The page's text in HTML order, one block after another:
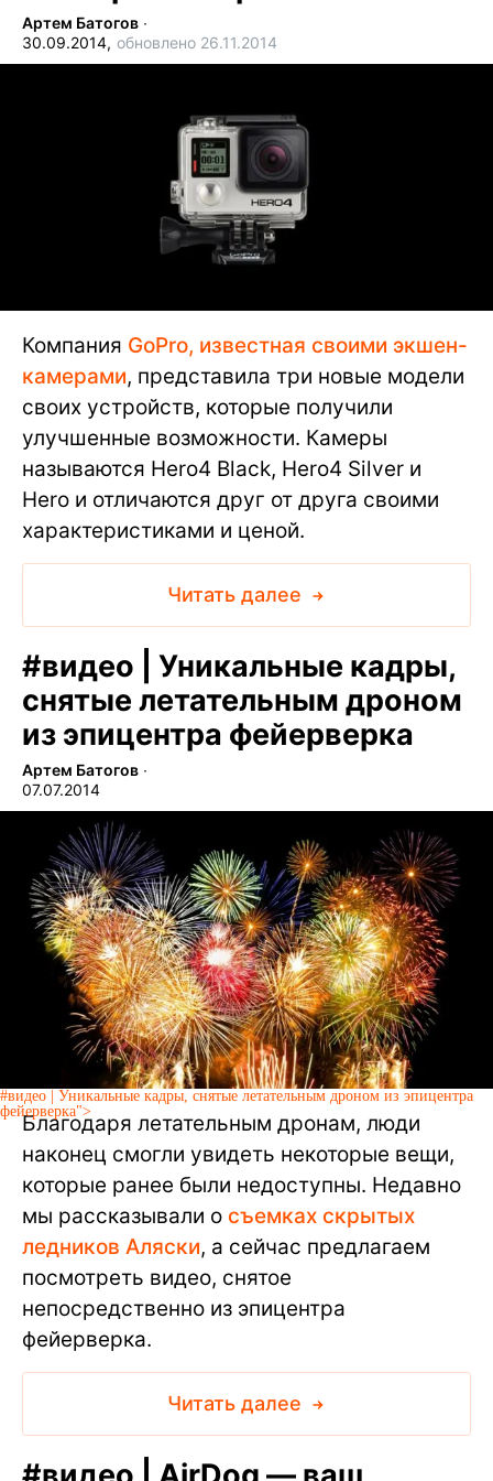
Артем Батогов ∙
30.09.2014, обновлено 26.11.2014
Компания GoPro, известная своими экшен-
камерами, представила три новые модели
своих устройств, которые получили
улучшенные возможности. Камеры
называются Hero4 Black, Hero4 Silver и
Hero и отличаются друг от друга своими
характеристиками и ценой.
Читать далее
#видео | Уникальные кадры,
снятые летательным дроном
из эпицентра фейерверка
Артем Батогов ∙
07.07.2014
#видео | Уникальные кадры, снятые летательным дроном из эпицентра
фейерверка">
Благодаря летательным дронам, люди
наконец смогли увидеть некоторые вещи,
которые ранее были недоступны. Недавно
мы рассказывали о съемках скрытых
ледников Аляски, а сейчас предлагаем
посмотреть видео, снятое
непосредственно из эпицентра
фейерверка.
Читать далее